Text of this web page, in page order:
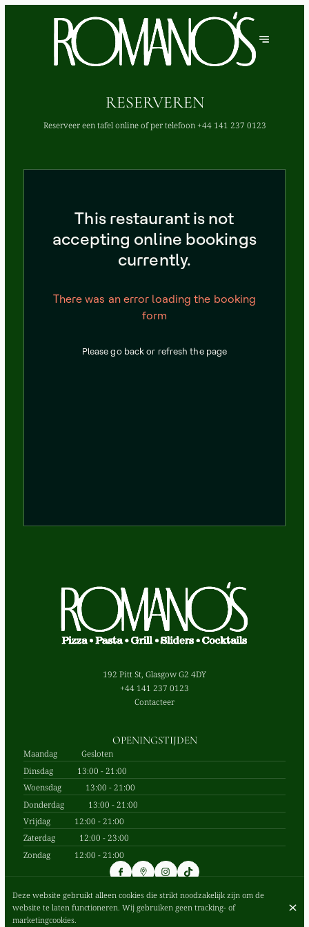
RESERVEREN
Reserveer een tafel online of per telefoon+44 141 237 0123
192 Pitt St, Glasgow G2 4DY
+44 141 237 0123
Contacteer
OPENINGSTIJDEN
Maandag
Gesloten
Dinsdag
13:00 - 21:00
Woensdag
13:00 - 21:00
Donderdag
13:00 - 21:00
Vrijdag
12:00 - 21:00
Zaterdag
12:00 - 23:00
Zondag
12:00 - 21:00
© Romano's 2026
Legal notice
Deze website gebruikt alleen cookies die strikt noodzakelijk zijn om de
website te laten functioneren. Wij gebruiken geen tracking- of
marketingcookies.